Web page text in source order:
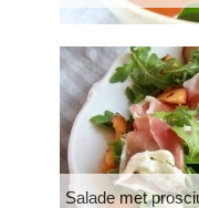
Salade met